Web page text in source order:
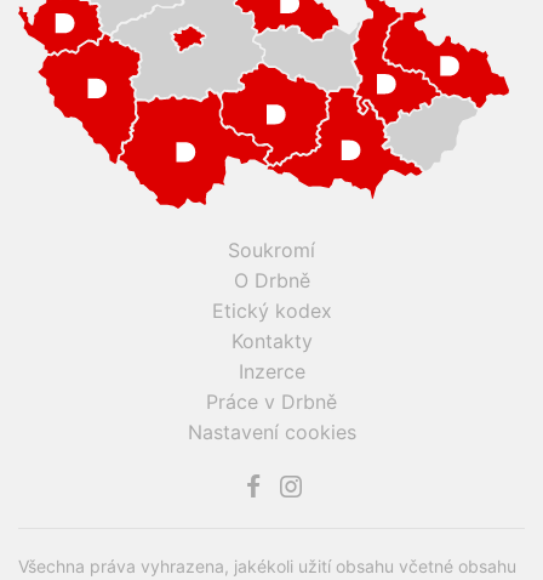
Soukromí
O Drbně
Etický kodex
Kontakty
Inzerce
Práce v Drbně
Nastavení cookies
Všechna práva vyhrazena, jakékoli užití obsahu včetné obsahu